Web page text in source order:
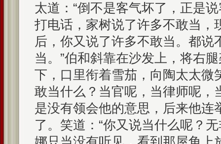
太道：“倒不是客气坏了，正是
打电话，家树说了许多不敢当，
后，你又说了许多不敢当。都说
当。”伯和斜靠在沙发上，将右
下，口里衔着雪茄，向陶太太微
敢当什么？当官呢，当律师呢，
是没有领会他的意思，后来他连
了。笑道：“你又说当什么呢？